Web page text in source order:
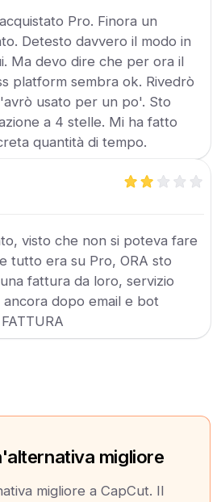
Pro. Finora un
Detesto davvero il modo in
Ma devo dire che per ora il
platform sembra ok. Rivedrò
usato per un po'. Sto
a 4 stelle. Mi ha fatto
quantità di tempo.
visto che non si poteva fare
tutto era su Pro, ORA sto
fattura da loro, servizio
dopo email e bot
migliore
migliore a CapCut. Il